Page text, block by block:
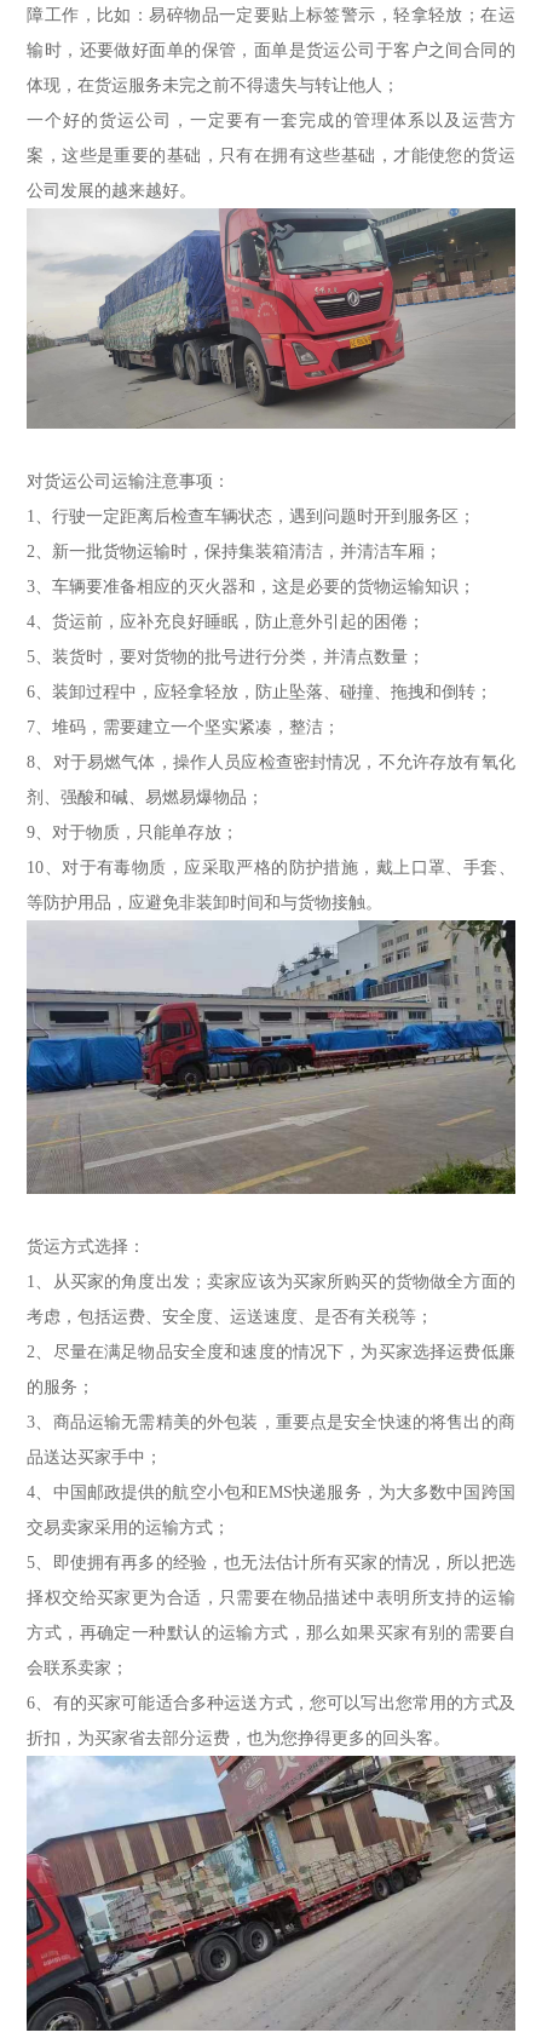
障工作，比如：易碎物品一定要贴上标签警示，轻拿轻放；在运
输时，还要做好面单的保管，面单是货运公司于客户之间合同的
体现，在货运服务未完之前不得遗失与转让他人；
一个好的货运公司，一定要有一套完成的管理体系以及运营方
案，这些是重要的基础，只有在拥有这些基础，才能使您的货运
公司发展的越来越好。
对货运公司运输注意事项：
1、行驶一定距离后检查车辆状态，遇到问题时开到服务区；
2、新一批货物运输时，保持集装箱清洁，并清洁车厢；
3、车辆要准备相应的灭火器和，这是必要的货物运输知识；
4、货运前，应补充良好睡眠，防止意外引起的困倦；
5、装货时，要对货物的批号进行分类，并清点数量；
6、装卸过程中，应轻拿轻放，防止坠落、碰撞、拖拽和倒转；
7、堆码，需要建立一个坚实紧凑，整洁；
8、对于易燃气体，操作人员应检查密封情况，不允许存放有氧化
剂、强酸和碱、易燃易爆物品；
9、对于物质，只能单存放；
10、对于有毒物质，应采取严格的防护措施，戴上口罩、手套、
等防护用品，应避免非装卸时间和与货物接触。
货运方式选择：
1、从买家的角度出发；卖家应该为买家所购买的货物做全方面的
考虑，包括运费、安全度、运送速度、是否有关税等；
2、尽量在满足物品安全度和速度的情况下，为买家选择运费低廉
的服务；
3、商品运输无需精美的外包装，重要点是安全快速的将售出的商
品送达买家手中；
4、中国邮政提供的航空小包和EMS快递服务，为大多数中国跨国
交易卖家采用的运输方式；
5、即使拥有再多的经验，也无法估计所有买家的情况，所以把选
择权交给买家更为合适，只需要在物品描述中表明所支持的运输
方式，再确定一种默认的运输方式，那么如果买家有别的需要自
会联系卖家；
6、有的买家可能适合多种运送方式，您可以写出您常用的方式及
折扣，为买家省去部分运费，也为您挣得更多的回头客。